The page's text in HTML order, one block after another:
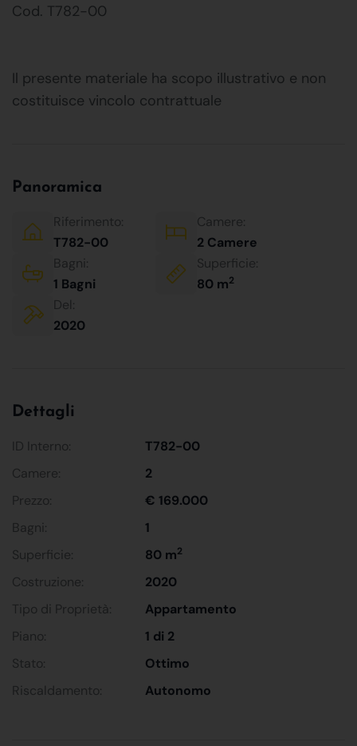
Cod. T782-00
Il presente materiale ha scopo illustrativo e non
costituisce vincolo contrattuale
Panoramica
Riferimento:
T782-00
Camere:
2 Camere
Bagni:
1 Bagni
Superficie:
80 m2
Del:
2020
Dettagli
ID Interno:
T782-00
Camere:
2
Prezzo:
€ 169.000
Bagni:
1
Superficie:
80 m2
Costruzione:
2020
Tipo di Proprietà:
Appartamento
Piano:
1 di 2
Stato:
Ottimo
Riscaldamento:
Autonomo